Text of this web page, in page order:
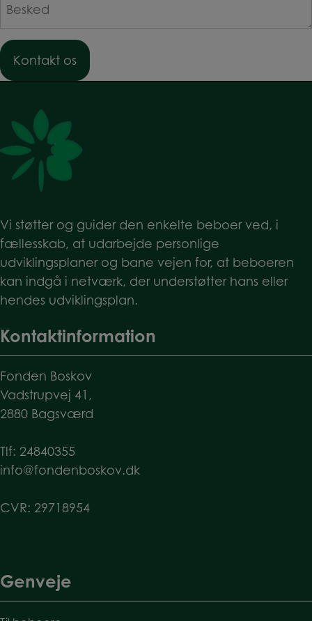
Vi støtter og guider den enkelte beboer ved, i
fællesskab, at udarbejde personlige
udviklingsplaner og bane vejen for, at beboeren
kan indgå i netværk, der understøtter hans eller
hendes udviklingsplan.
Kontaktinformation
Fonden Boskov
Vadstrupvej 41,
2880 Bagsværd
Tlf: 24840355
info@fondenboskov.dk
CVR: 29718954
Genveje